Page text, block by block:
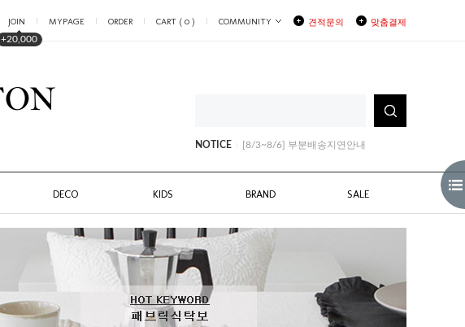
JOIN
+20,000
MYPAGE ORDER CART ( 0 ) COMMUNITY 견적문의 맞춤결제
NOTICE
[8/3~8/6] 부분배송지연안내
DECO KIDS BRAND SALE